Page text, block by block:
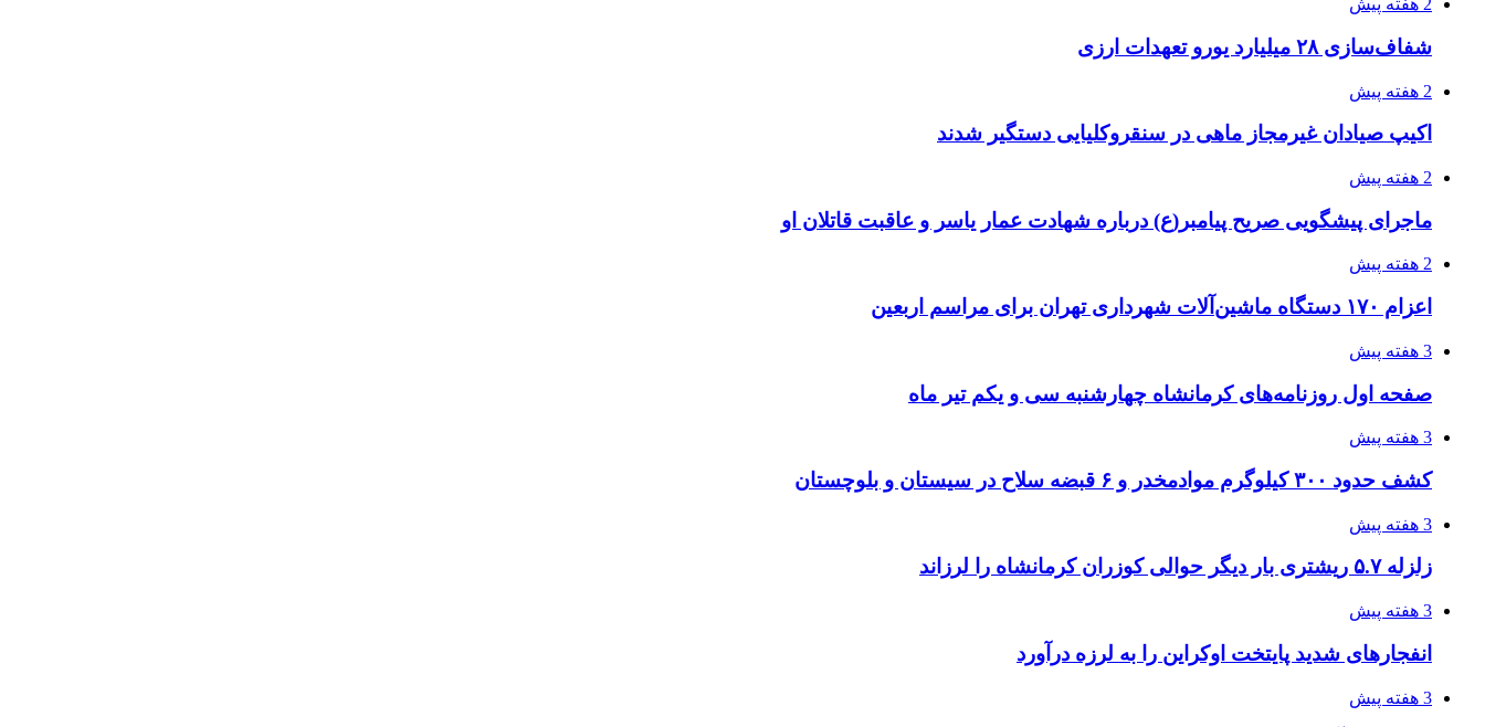
2 هفته پیش
شفاف‌سازی ۲۸ میلیارد یورو تعهدات ارزی
2 هفته پیش
اکیپ صیادان غیرمجاز ماهی در سنقروکلیایی دستگیر شدند
2 هفته پیش
ماجرای پیشگویی صریح پیامبر(ع) درباره شهادت عمار یاسر و عاقبت قاتلان او
2 هفته پیش
اعزام ۱۷۰ دستگاه ماشین‌آلات شهرداری تهران برای مراسم اربعین
3 هفته پیش
صفحه اول روزنامه‌های کرمانشاه چهارشنبه سی و یکم تیر ماه
3 هفته پیش
کشف حدود ۳۰۰ کیلوگرم موادمخدر و ۶ قبضه سلاح در سیستان و بلوچستان
3 هفته پیش
زلزله ۵.۷ ریشتری بار دیگر حوالی کوزران کرمانشاه را لرزاند
3 هفته پیش
انفجارهای شدید پایتخت اوکراین را به لرزه درآورد
3 هفته پیش